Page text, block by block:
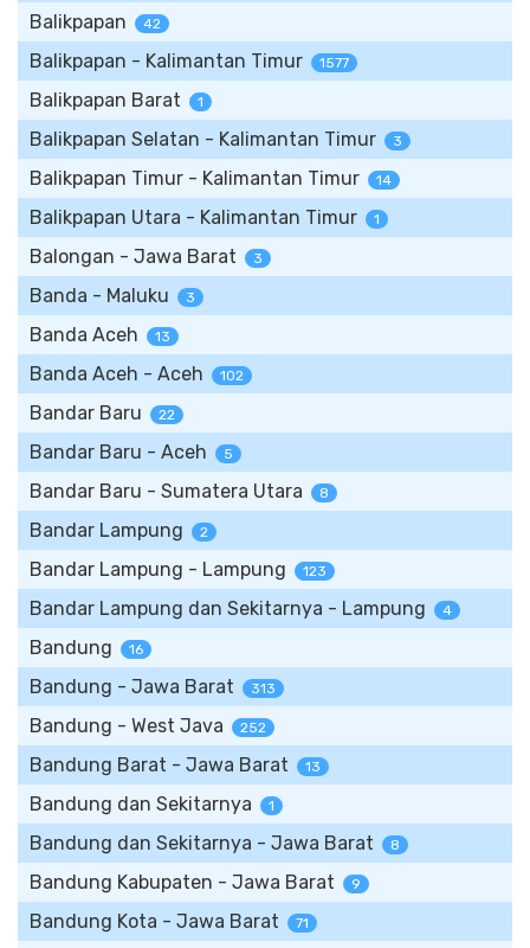
Balikpapan 42
Balikpapan - Kalimantan Timur 1577
Balikpapan Barat 1
Balikpapan Selatan - Kalimantan Timur 3
Balikpapan Timur - Kalimantan Timur 14
Balikpapan Utara - Kalimantan Timur 1
Balongan - Jawa Barat 3
Banda - Maluku 3
Banda Aceh 13
Banda Aceh - Aceh 102
Bandar Baru 22
Bandar Baru - Aceh 5
Bandar Baru - Sumatera Utara 8
Bandar Lampung 2
Bandar Lampung - Lampung 123
Bandar Lampung dan Sekitarnya - Lampung 4
Bandung 16
Bandung - Jawa Barat 313
Bandung - West Java 252
Bandung Barat - Jawa Barat 13
Bandung dan Sekitarnya 1
Bandung dan Sekitarnya - Jawa Barat 8
Bandung Kabupaten - Jawa Barat 9
Bandung Kota - Jawa Barat 71